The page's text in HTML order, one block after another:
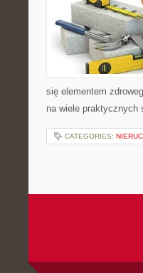
się elementem
na wiele
CATEGORIES: